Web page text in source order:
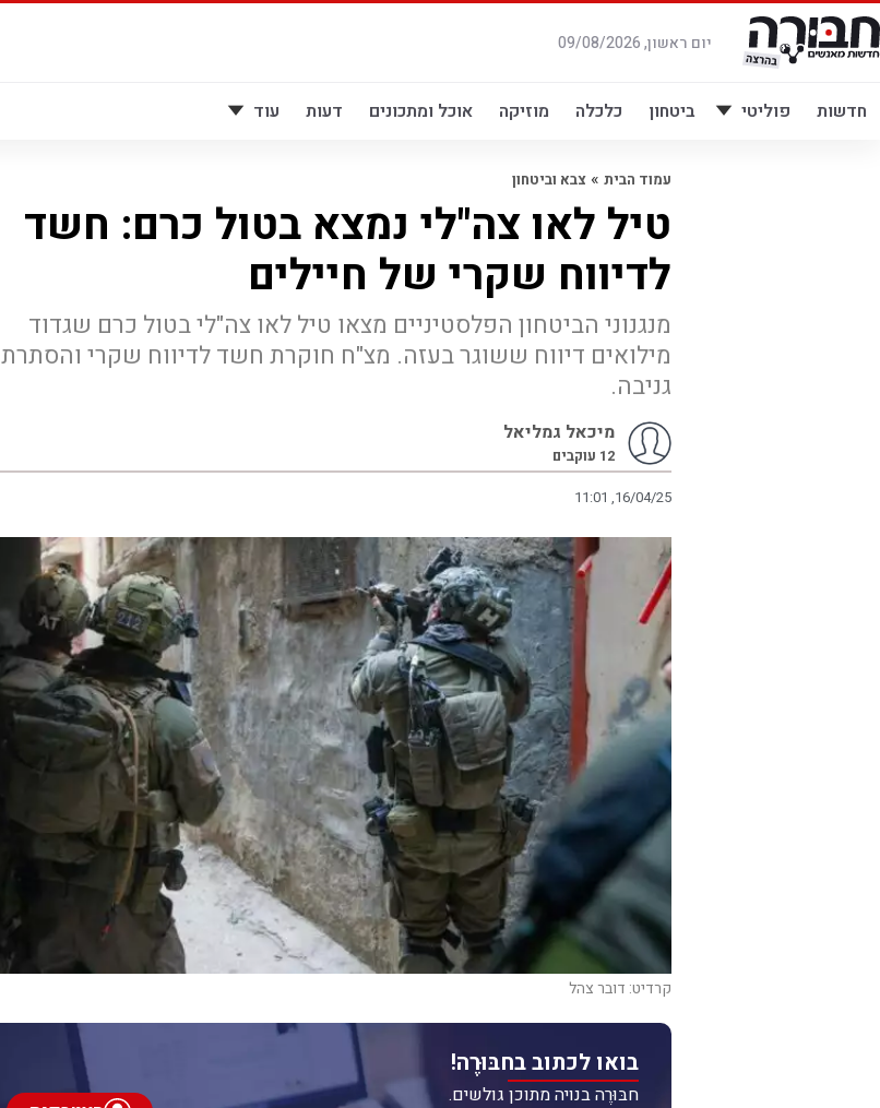
דלג
לתוכן
יום ראשון, 09/08/2026
חדשות פוליטי ביטחון כלכלה מוזיקה אוכל ומתכונים דעות עוד
עמוד הבית » צבא וביטחון
טיל לאו צה"לי נמצא בטול כרם: חשד
לדיווח שקרי של חיילים
מנגנוני הביטחון הפלסטיניים מצאו טיל לאו צה"לי בטול כרם שגדוד
מילואים דיווח ששוגר בעזה. מצ"ח חוקרת חשד לדיווח שקרי והסתרת
גניבה.
מיכאל גמליאל
12 עוקבים
11:01 ,16/04/25
קרדיט: דובר צהל
בואו לכתוב בחבּוּרֶה!
חבּוּרֶה בנויה מתוכן גולשים.